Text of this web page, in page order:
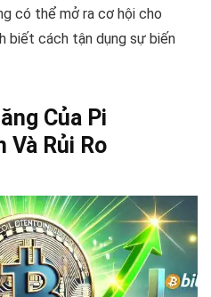
có thể mở ra cơ hội cho
biết cách tận dụng sự biến
Của Pi
Và Rủi Ro